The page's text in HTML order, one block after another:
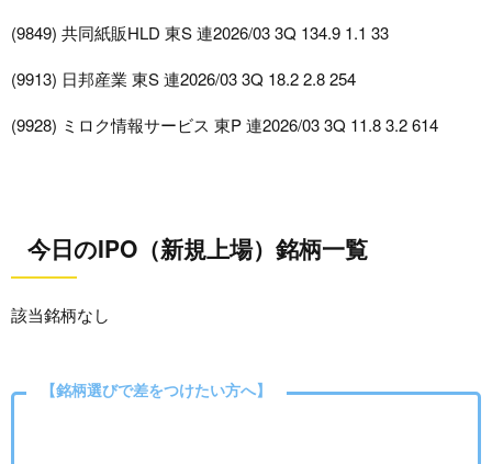
(9849) 共同紙販HLD 東S 連2026/03 3Q 134.9 1.1 33
(9913) 日邦産業 東S 連2026/03 3Q 18.2 2.8 254
(9928) ミロク情報サービス 東P 連2026/03 3Q 11.8 3.2 614
今日のIPO（新規上場）銘柄一覧
該当銘柄なし
【銘柄選びで差をつけたい方へ】